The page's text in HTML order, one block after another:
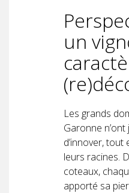
un
Les grands
Garonne
d’innover,
leurs racines.
coteaux,
apporté sa